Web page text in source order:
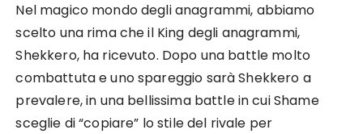
Nel magico mondo degli anagrammi, abbiamo
scelto una rima che il King degli anagrammi,
Shekkero, ha ricevuto. Dopo una battle molto
combattuta e uno spareggio sarà Shekkero a
prevalere, in una bellissima battle in cui Shame
sceglie di “copiare” lo stile del rivale per